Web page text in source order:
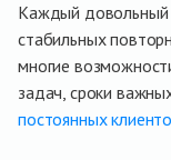
Каждый довольный
стабильных
многие
задач, сроки
постоянных